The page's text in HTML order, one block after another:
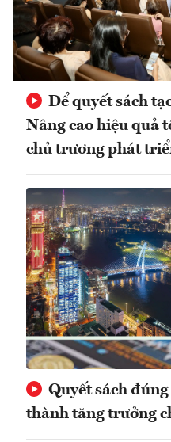
Để quyết sách
Nâng cao hiệu quả
chủ trương phát
Quyết sách
thành tăng trưởng